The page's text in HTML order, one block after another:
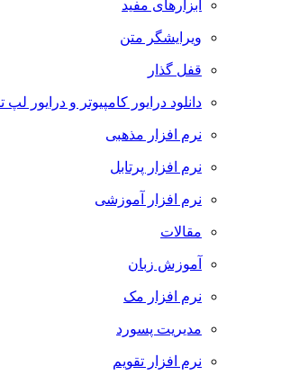
ابزارهای مفید
ویرایشگر متن
قفل گذار
دانلود درایور کامپیوتر و درایور لپ
نرم افزار مذهبی
نرم افزار پرتابل
نرم افزار آموزشی
مقالات
آموزش زبان
نرم افزار مک
مدیریت پسورد
نرم افزار تقویم